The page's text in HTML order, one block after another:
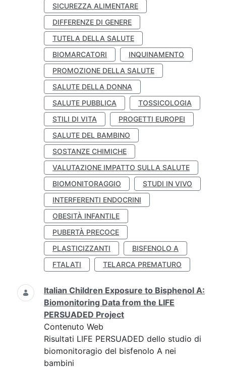
SICUREZZA ALIMENTARE
DIFFERENZE DI GENERE
TUTELA DELLA SALUTE
BIOMARCATORI
INQUINAMENTO
PROMOZIONE DELLA SALUTE
SALUTE DELLA DONNA
SALUTE PUBBLICA
TOSSICOLOGIA
STILI DI VITA
PROGETTI EUROPEI
SALUTE DEL BAMBINO
SOSTANZE CHIMICHE
VALUTAZIONE IMPATTO SULLA SALUTE
BIOMONITORAGGIO
STUDI IN VIVO
INTERFERENTI ENDOCRINI
OBESITÀ INFANTILE
PUBERTÀ PRECOCE
PLASTICIZZANTI
BISFENOLO A
FTALATI
TELARCA PREMATURO
Italian Children Exposure to Bisphenol A:
Biomonitoring Data from the LIFE
PERSUADED Project
Contenuto Web
Risultati LIFE PERSUADED dello studio di
biomonitoragio del bisfenolo A nei
bambini